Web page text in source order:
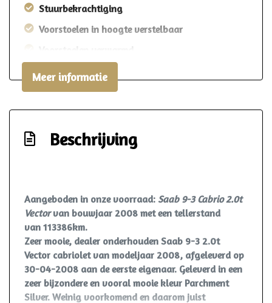
Stuurbekrachtiging
Voorstoelen in hoogte verstelbaar
Exterieur
Buitenspiegels in carrosseriekleur
Getint warmtewerend glas
Koplampreiniging
Lichtmetalen velgen 18"
Metaalkleur
Mistlampen voor
Meer informatie
Beschrijving
Aangeboden in onze voorraad: Saab 9-3 Cabrio 2.0t
Vectorvan bouwjaar 2008 met een tellerstand
van 113386km.
Zeer mooie, dealer onderhouden Saab 9-3 2.0t
Vector cabriolet van modeljaar 2008, afgeleverd op
30-04-2008 aan de eerste eigenaar. Geleverd in een
zeer bijzondere en vooral mooie kleur Parchment
Silver. Weinig voorkomend en daarom juist